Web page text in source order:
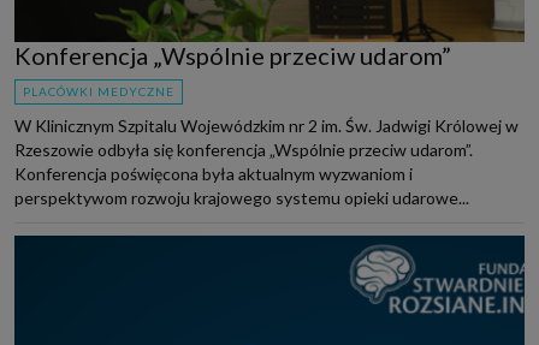
Konferencja „Wspólnie przeciw udarom”
PLACÓWKI MEDYCZNE
W Klinicznym Szpitalu Wojewódzkim nr 2 im. Św. Jadwigi Królowej w
Rzeszowie odbyła się konferencja „Wspólnie przeciw udarom”.
Konferencja poświęcona była aktualnym wyzwaniom i
perspektywom rozwoju krajowego systemu opieki udarowe...